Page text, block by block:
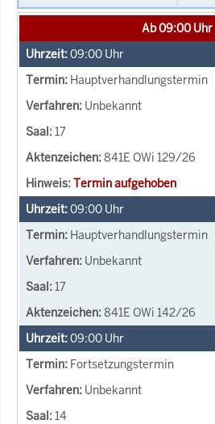
Ab 09:00 Uhr
09:00 Uhr
Hauptverhandlungstermin
Unbekannt
17
841E OWi 129/26
Termin aufgehoben
09:00 Uhr
Hauptverhandlungstermin
Unbekannt
17
841E OWi 142/26
09:00 Uhr
Fortsetzungstermin
Unbekannt
14